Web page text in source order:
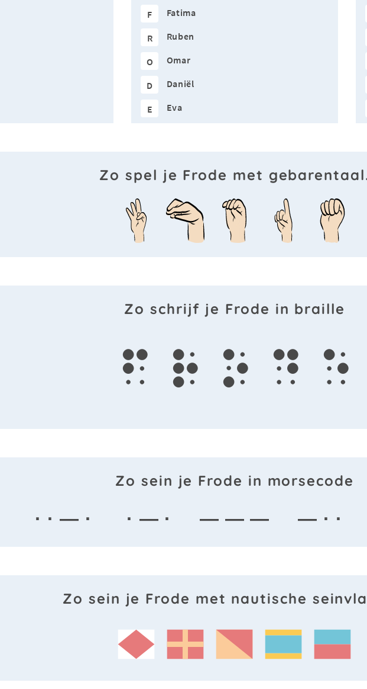
F Fatima
R Ruben
O Omar
D Daniël
E Eva
Zo spel je Frode met
Zo schrijf je Frode in braille
f r o d e
Zo sein je Frode in morsecode
· · — · · — · — — — — · ·
Zo sein je Frode met nautische